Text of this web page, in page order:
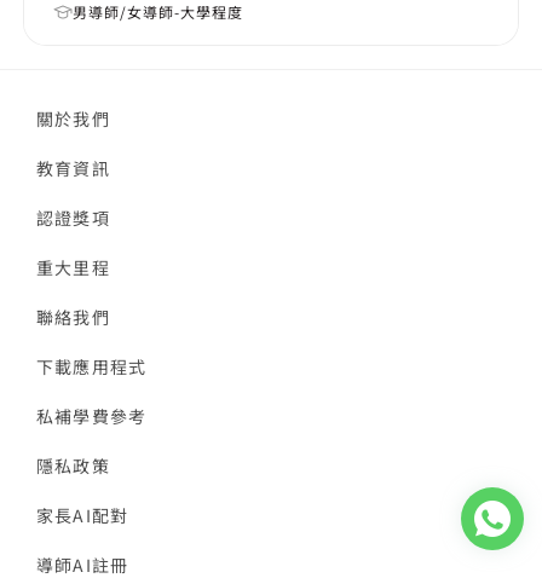
男導師/女導師-大學程度
關於我們
教育資訊
認證獎項
重大里程
聯絡我們
下載應用程式
私補學費參考
隱私政策
家長AI配對
導師AI註冊